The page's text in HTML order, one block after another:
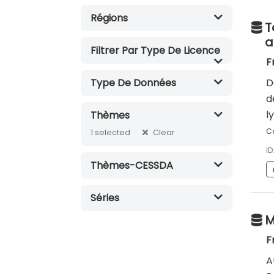
Régions
Filtrer Par Type De Licence
Type De Données
Thèmes
1 selected Clear
Thèmes-CESSDA
Séries
ID: